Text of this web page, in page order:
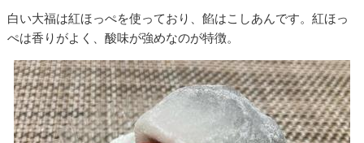
白い大福は紅ほっぺを使っており、餡はこしあんです。紅ほっ
ぺは香りがよく、酸味が強めなのが特徴。